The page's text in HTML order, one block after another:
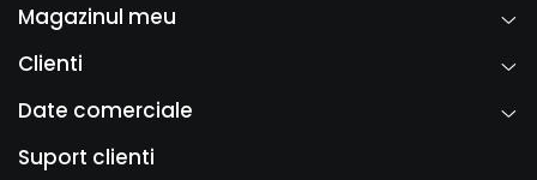
Magazinul meu
Clienti
Date comerciale
Suport clienti